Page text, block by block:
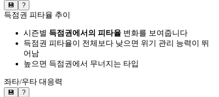
💾 ?
득점권 피타율 추이
시즌별 득점권에서의 피타율 변화를 보여줍니다
득점권 피타율이 전체보다 낮으면 위기 관리 능력이 뛰
어남
높으면 득점권에서 무너지는 타입
좌타/우타 대응력
💾 ?